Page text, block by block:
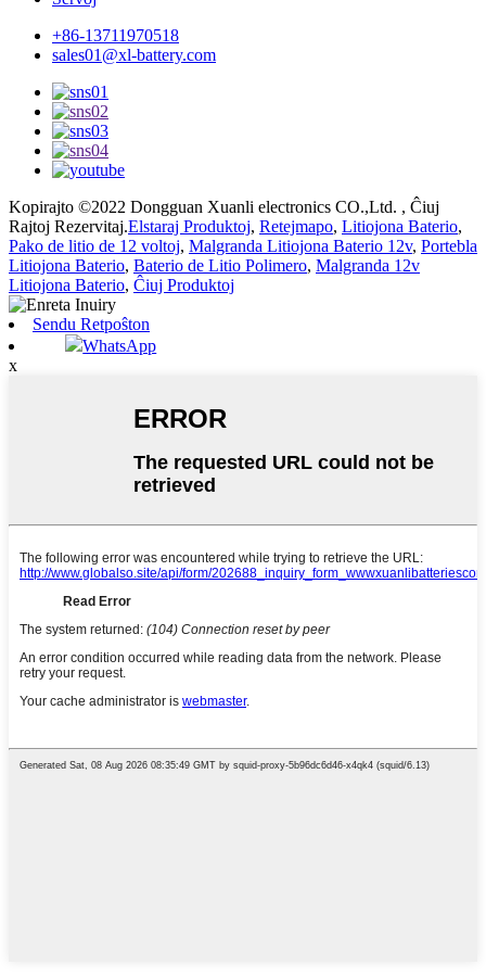
+86-13711970518
sales01@xl-battery.com
Kopirajto ©2022 Dongguan Xuanli electronics CO.,Ltd. , Ĉiuj
Rajtoj Rezervitaj.Elstaraj Produktoj, Retejmapo, Litiojona Baterio,
Pako de litio de 12 voltoj, Malgranda Litiojona Baterio 12v, Portebla
Litiojona Baterio, Baterio de Litio Polimero, Malgranda 12v
Litiojona Baterio, Ĉiuj Produktoj
Sendu Retpoŝton
WhatsApp
x